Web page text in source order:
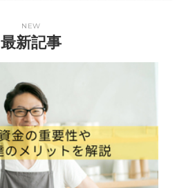
NEW
最新記事